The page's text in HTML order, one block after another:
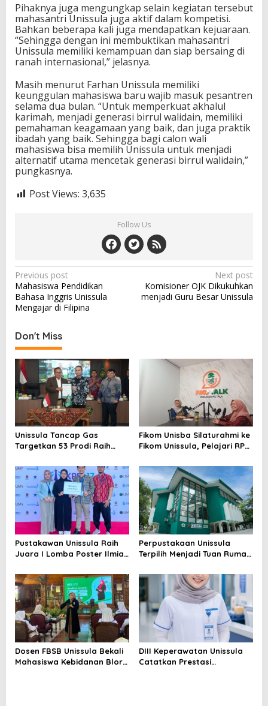
Pihaknya juga mengungkap selain kegiatan tersebut
mahasantri Unissula juga aktif dalam kompetisi.
Bahkan beberapa kali juga mendapatkan kejuaraan.
“Sehingga dengan ini membuktikan mahasantri
Unissula memiliki kemampuan dan siap bersaing di
ranah internasional,” jelasnya.
Masih menurut Farhan Unissula memiliki
keunggulan mahasiswa baru wajib masuk pesantren
selama dua bulan. “Untuk memperkuat akhalul
karimah, menjadi generasi birrul walidain, memiliki
pemahaman keagamaan yang baik, dan juga praktik
ibadah yang baik. Sehingga bagi calon wali
mahasiswa bisa memilih Unissula untuk menjadi
alternatif utama mencetak generasi birrul walidain,”
pungkasnya.
Post Views: 3,635
Follow Us
Post
navigation
Previous post
Mahasiswa Pendidikan
Bahasa Inggris Unissula
Mengajar di Filipina
Next post
Komisioner OJK Dikukuhkan
menjadi Guru Besar Unissula
Don't Miss
Unissula Tancap Gas
Targetkan 53 Prodi Raih
ACQUIN Lewat Jalur Fast
Track
Fikom Unisba Silaturahmi ke
Fikom Unissula, Pelajari RPL
Laboratorium Unggulan
Pustakawan Unissula Raih
Juara I Lomba Poster Ilmiah
Perpustakaan Unissula
Terpilih Menjadi Tuan Rumah
Dosen FBSB Unissula Bekali
Mahasiswa Kebidanan Blora
DIII Keperawatan Unissula
Catatkan Prestasi